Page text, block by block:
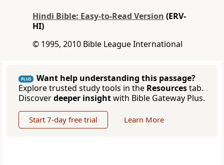
Hindi Bible: Easy-to-Read Version (ERV-
HI)
© 1995, 2010 Bible League International
PLUS
Want help understanding this passage?
Explore trusted study tools in the Resourcestab.
Discoverdeeper insightwith Bible Gateway Plus.
Start 7-day free trial Learn More